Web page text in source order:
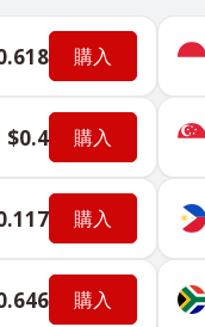
購入
$0.4 購入
購入
購入